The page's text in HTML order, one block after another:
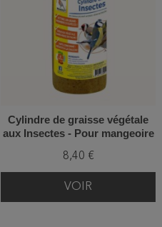
Cylindre de graisse végétale
aux Insectes - Pour mangeoire
8,40 €
VOIR